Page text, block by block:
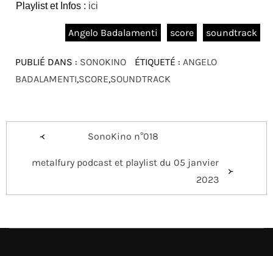
Playlist et Infos : ici
Angelo Badalamenti score soundtrack
PUBLIÉ DANS : SONOKINO ÉTIQUETÉ : ANGELO
BADALAMENTI,SCORE,SOUNDTRACK
Navigation
l’article
SonoKino n°018
metalfury podcast et playlist du 05 janvier
2023